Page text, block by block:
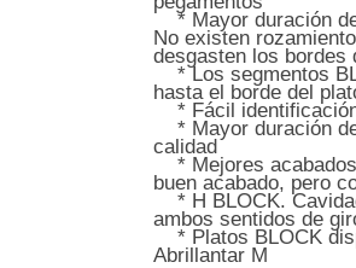
* Mayor duración
No existen
desgasten los bordes
* Los segmentos
hasta el borde del
* Fácil
* Mayor duración
calidad
* Mejores acabados
buen acabado, pero
* H BLOCK.
ambos sentidos de
* Platos BLOCK
Abrillantar M